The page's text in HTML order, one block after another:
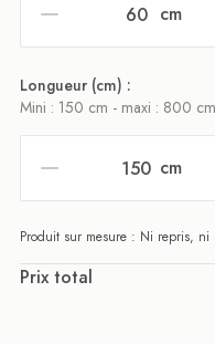
cm
Longueur (cm) :
Mini : 150 cm - maxi : 800 cm
cm
Produit sur mesure : Ni repris,
Prix total